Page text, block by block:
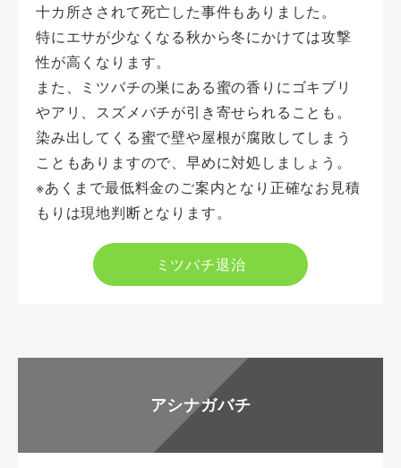
十カ所さされて死亡した事件もありました。
特にエサが少なくなる秋から冬にかけては攻撃
性が高くなります。
また、ミツバチの巣にある蜜の香りにゴキブリ
やアリ、スズメバチが引き寄せられることも。
染み出してくる蜜で壁や屋根が腐敗してしまう
こともありますので、早めに対処しましょう。
※あくまで最低料金のご案内となり正確なお見積
もりは現地判断となります。
ミツバチ退治
アシナガバチ